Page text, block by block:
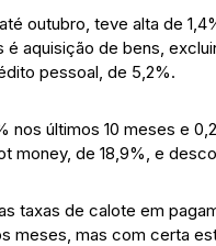
outubro, teve alta de
aquisição de bens,
pessoal, de 5,2%.
nos últimos 10 meses e
money, de 18,9%, e
taxas de calote em
meses, mas com certa